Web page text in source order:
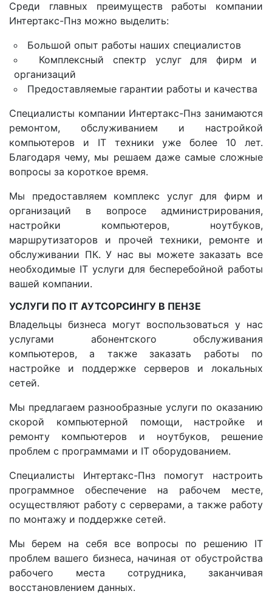
Среди главных преимуществ работы компании
Интертакс-Пнз можно выделить:
Большой опыт работы наших специалистов
Комплексный спектр услуг для фирм и
организаций
Предоставляемые гарантии работы и качества
Специалисты компании Интертакс-Пнз занимаются
ремонтом, обслуживанием и настройкой
компьютеров и IT техники уже более 10 лет.
Благодаря чему, мы решаем даже самые сложные
вопросы за короткое время.
Мы предоставляем комплекс услуг для фирм и
организаций в вопросе администрирования,
настройки компьютеров, ноутбуков,
маршрутизаторов и прочей техники, ремонте и
обслуживании ПК. У нас вы можете заказать все
необходимые IT услуги для бесперебойной работы
вашей компании.
УСЛУГИ ПО IT АУТСОРСИНГУ В ПЕНЗЕ
Владельцы бизнеса могут воспользоваться у нас
услугами абонентского обслуживания
компьютеров, а также заказать работы по
настройке и поддержке серверов и локальных
сетей.
Мы предлагаем разнообразные услуги по оказанию
скорой компьютерной помощи, настройке и
ремонту компьютеров и ноутбуков, решение
проблем с программами и IT оборудованием.
Специалисты Интертакс-Пнз помогут настроить
программное обеспечение на рабочем месте,
осуществляют работу с серверами, а также работу
по монтажу и поддержке сетей.
Мы берем на себя все вопросы по решению IT
проблем вашего бизнеса, начиная от обустройства
рабочего места сотрудника, заканчивая
восстановлением данных.